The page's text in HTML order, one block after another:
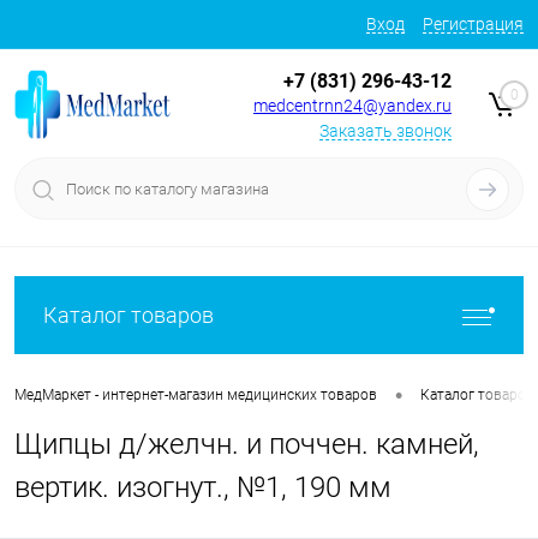
Вход Регистрация
+7 (831) 296-43-12
medcentrnn24@yandex.ru
Заказать звонок
0
Каталог товаров
МедМаркет - интернет-магазин медицинских товаров • Каталог товаров
Щипцы д/желчн. и поччен. камней,
вертик. изогнут., №1, 190 мм